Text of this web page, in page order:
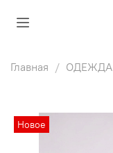
Главная ОДЕЖДА
Новое